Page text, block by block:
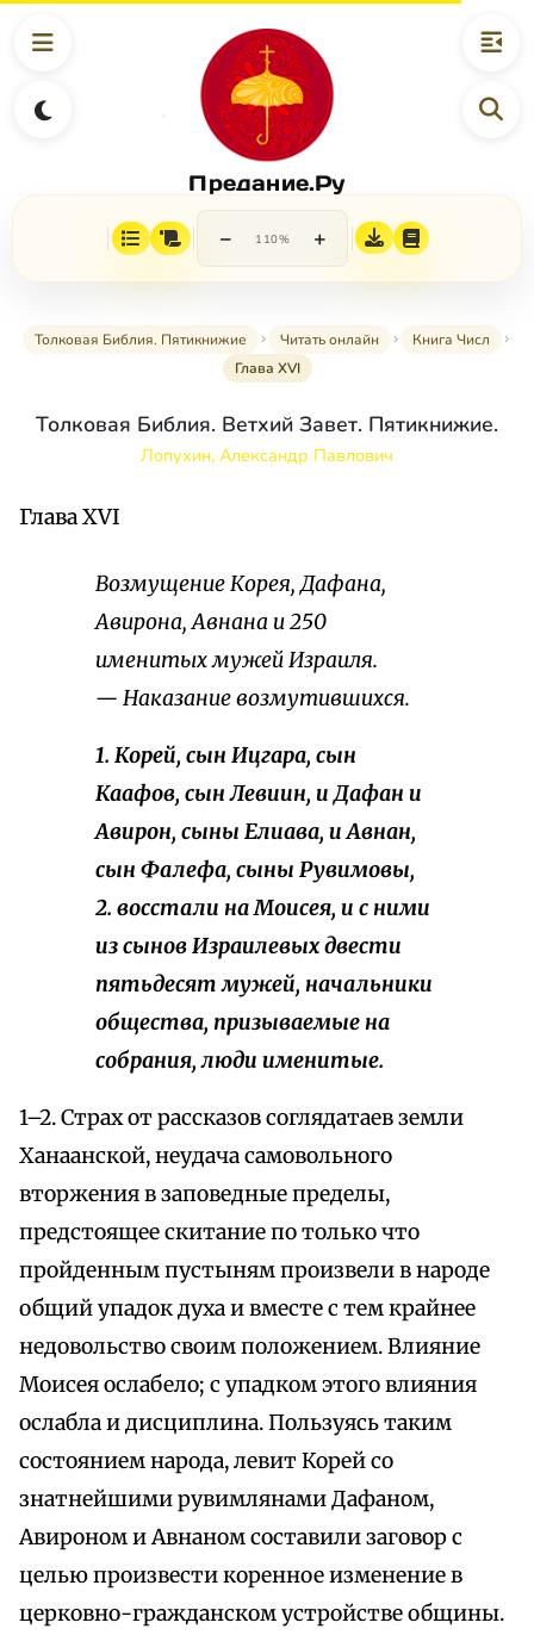
Предание.Ру
− 110% +
Толковая Библия. Пятикнижие Читать онлайн
Книга Числ
Глава XVI
Толковая Библия. Ветхий Завет. Пятикнижие.
Лопухин, Александр Павлович
Глава XVI
Возмущение Корея, Дафана,
Авирона, Авнана и 250
именитых мужей Израиля.
— Наказание возмутившихся.
1. Корей, сын Ицгара, сын
Каафов, сын Левиин, и Дафан и
Авирон, сыны Елиава, и Авнан,
сын Фалефа, сыны Рувимовы,
2. восстали на Моисея, и с ними
из сынов Израилевых двести
пятьдесят мужей, начальники
общества, призываемые на
собрания, люди именитые.
1–2. Страх от рассказов соглядатаев земли
Ханаанской, неудача самовольного
вторжения в заповедные пределы,
предстоящее скитание по только что
пройденным пустыням произвели в народе
общий упадок духа и вместе с тем крайнее
недовольство своим положением. Влияние
Моисея ослабело; с упадком этого влияния
ослабла и дисциплина. Пользуясь таким
состоянием народа, левит Корей со
знатнейшими рувимлянами Дафаном,
Авироном и Авнаном составили заговор с
целью произвести коренное изменение в
церковно-гражданском устройстве общины.